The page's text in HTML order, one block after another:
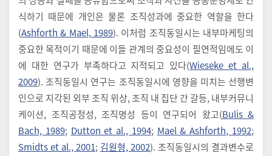
식하기 때문에 개인은 물론 조직성과에 중요한 역할을 한다
(Ashforth & Mael, 1989). 이처럼 조직동일시는 내부마케팅의
중요한 목적이기 때문에 이들 관계의 중요성이 필연적임에도 이
에 대한 연구가 부족하다고 지적되고 있다(Wieseke et al.,
2009). 조직동일시 연구는 조직동일시에 영향을 미치는 선행변
인으로 지각된 외부 조직 위상, 조직 내 집단 간 갈등, 내부커뮤니
케이션, 조직공정성, 조직명성 등이 연구되어 왔고(Bulis &
Bach, 1989; Dutton et al., 1994; Mael & Ashforth, 1992;
Smidts et al., 2001; 김원형, 2002). 조직동일시의 결과변수로